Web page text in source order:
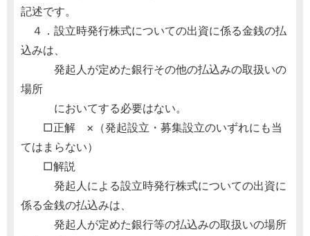
記述です。
４．設立時発行株式についての出資に係る金銭の払
込みは、
発起人が定めた銀行その他の払込みの取扱いの
場所
においてする必要はない。
□正解 ×（発起設立・募集設立のいずれにも当
てはまらない）
□解説
発起人による設立時発行株式についての出資に
係る金銭の払込みは、
発起人が定めた銀行等の払込みの取扱いの場所